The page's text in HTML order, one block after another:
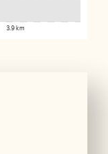
3.9 km